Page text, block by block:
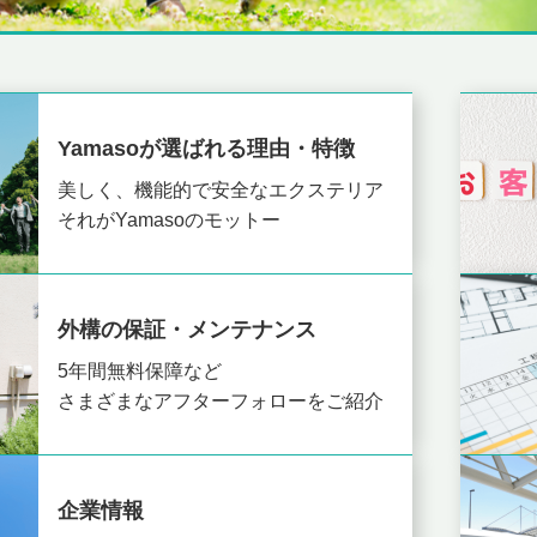
Yamasoが選ばれる理由・特徴
美しく、機能的で安全なエクステリア
それがYamasoのモットー
外構の保証・メンテナンス
5年間無料保障など
さまざまなアフターフォローをご紹介
企業情報